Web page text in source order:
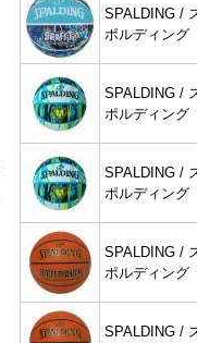
SPALDING /
ポルディング
SPALDING /
ポルディング
SPALDING /
ポルディング
SPALDING /
ポルディング
SPALDING /